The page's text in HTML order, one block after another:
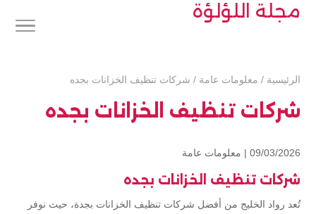
مجلة اللؤلؤة
الرئيسية / معلومات عامة / شركات تنظيف الخزانات بجده
شركات تنظيف الخزانات بجده
09/03/2026 | معلومات عامة
شركات تنظيف الخزانات بجده
تُعد رواد الخليج من أفضل شركات تنظيف الخزانات بجدة، حيث نوفر